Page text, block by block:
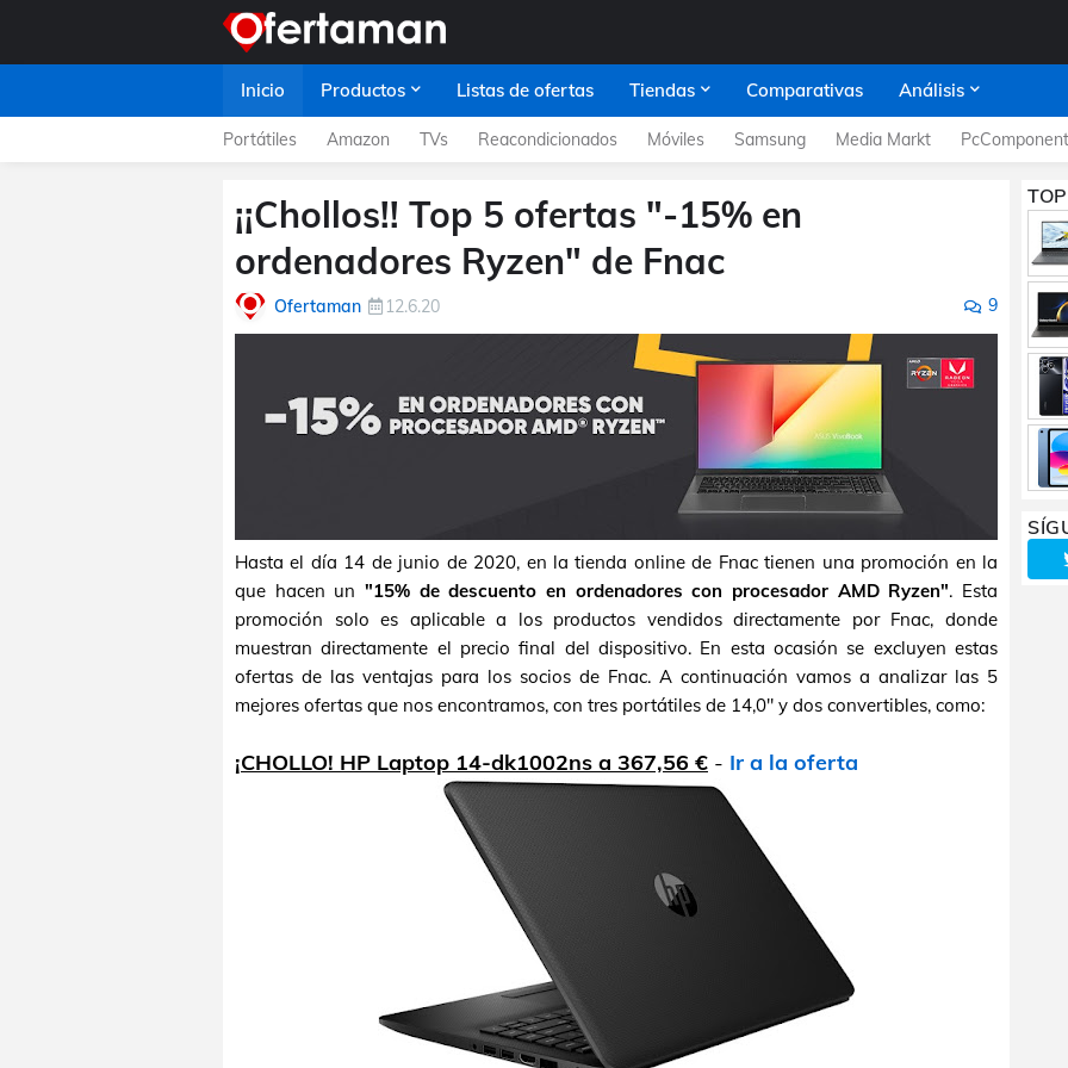
Inicio Productos Listas de ofertas Tiendas Comparativas Análisis
Portátiles Amazon TVs Reacondicionados Móviles Samsung Media Markt
¡¡Chollos!! Top 5 ofertas "-15% en
ordenadores Ryzen" de Fnac
Ofertaman 12.6.20 9
Hasta el día 14 de junio de 2020, en la tienda online de Fnac tienen una promoción en la
que hacen un "15% de descuento en ordenadores con procesador AMD Ryzen". Esta
promoción solo es aplicable a los productos vendidos directamente por Fnac, donde
muestran directamente el precio final del dispositivo. En esta ocasión se excluyen estas
ofertas de las ventajas para los socios de Fnac. A continuación vamos a analizar las 5
mejores ofertas que nos encontramos, con tres portátiles de 14,0" y dos convertibles, como:
¡CHOLLO! HP Laptop 14-dk1002ns a 367,56 € - Ir a la oferta